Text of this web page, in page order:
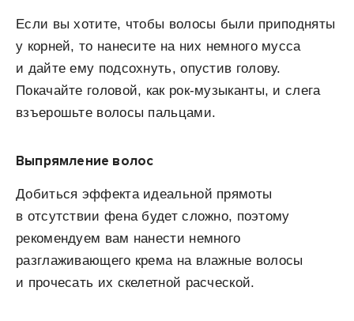
Если вы хотите, чтобы волосы были приподняты
у корней, то нанесите на них немного мусса
и дайте ему подсохнуть, опустив голову.
Покачайте головой, как рок-музыканты, и слега
взъерошьте волосы пальцами.
Выпрямление волос
Добиться эффекта идеальной прямоты
в отсутствии фена будет сложно, поэтому
рекомендуем вам нанести немного
разглаживающего крема на влажные волосы
и прочесать их скелетной расческой.